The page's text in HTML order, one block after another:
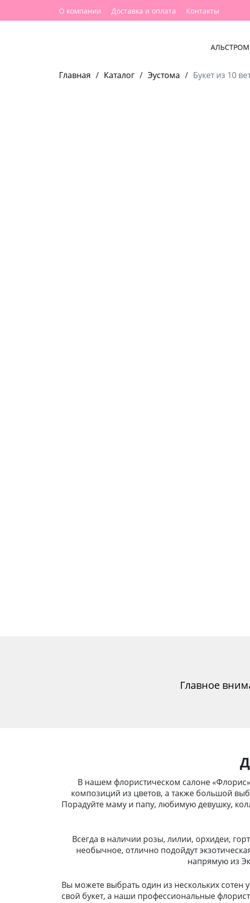
О компании Доставка и оплата Контакты
Главная / Каталог / Эустома / Букет из 10
Главное
В нашем флористическом салоне
композиций из цветов, а также большой
Порадуйте маму и папу, любимую девушку,
Всегда в наличии розы, лилии, орхидеи,
необычное, отлично подойдут
напрямую из
Вы можете выбрать один из нескольких сотен
свой букет, а наши профессиональные